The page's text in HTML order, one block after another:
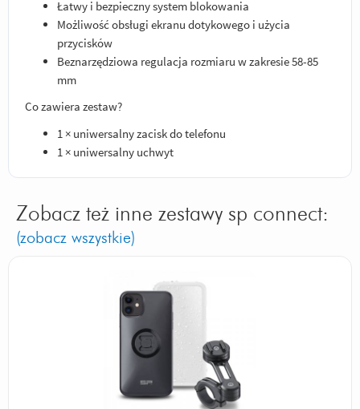
Łatwy i bezpieczny system blokowania
Możliwość obsługi ekranu dotykowego i użycia
przycisków
Beznarzędziowa regulacja rozmiaru w zakresie 58-85
mm
Co zawiera zestaw?
1 × uniwersalny zacisk do telefonu
1 × uniwersalny uchwyt
Zobacz też inne zestawy sp connect:
(zobacz wszystkie)